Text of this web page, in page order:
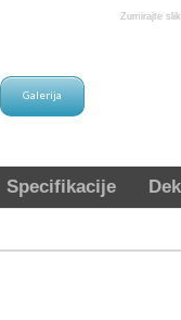
Specifikacije